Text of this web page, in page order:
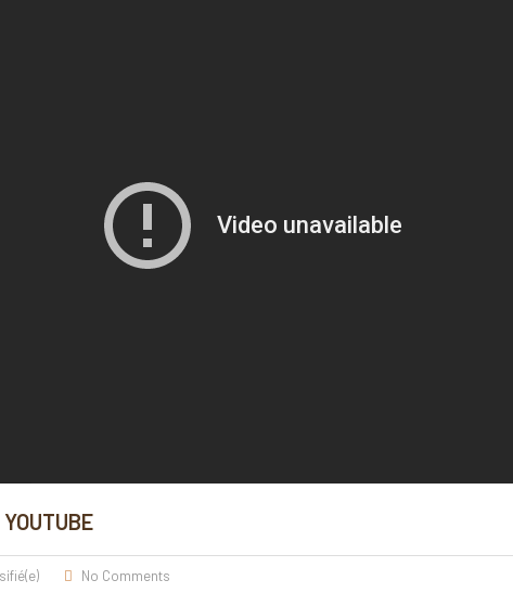
No Comments